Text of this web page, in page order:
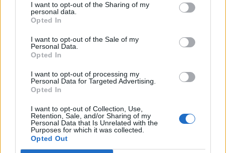
I want to opt-out of the Sharing of my
personal data.
Opted In
I want to opt-out of the Sale of my
Personal Data.
Opted In
I want to opt-out of processing my
Personal Data for Targeted Advertising.
Opted In
I want to opt-out of Collection, Use,
Retention, Sale, and/or Sharing of my
Personal Data that Is Unrelated with the
Purposes for which it was collected.
Opted Out
την Αυτοδιοίκηση!
31.07.2026 12:48
ΑΣΤΥΝΟΜΙΚΟ ΡΕΠΟΡΤΑΖ